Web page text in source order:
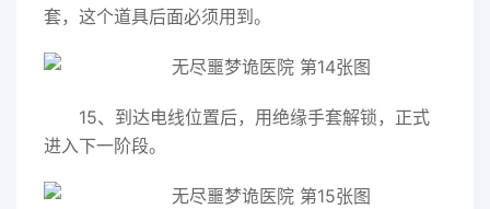
套，这个道具后面必须用到。
15、到达电线位置后，用绝缘手套解锁，正式
进入下一阶段。